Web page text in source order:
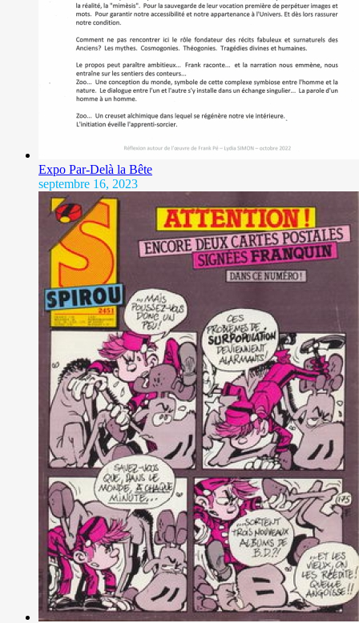
Expo Par-Delà la Bête
septembre 16, 2023